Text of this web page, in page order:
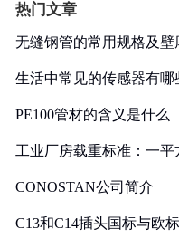
热门文章
无缝钢管的常用规格及壁
生活中常见的传感器有哪
PE100管材的含义是什么
工业厂房载重标准：一
CONOSTAN公司简介
C13和C14插头国标与欧